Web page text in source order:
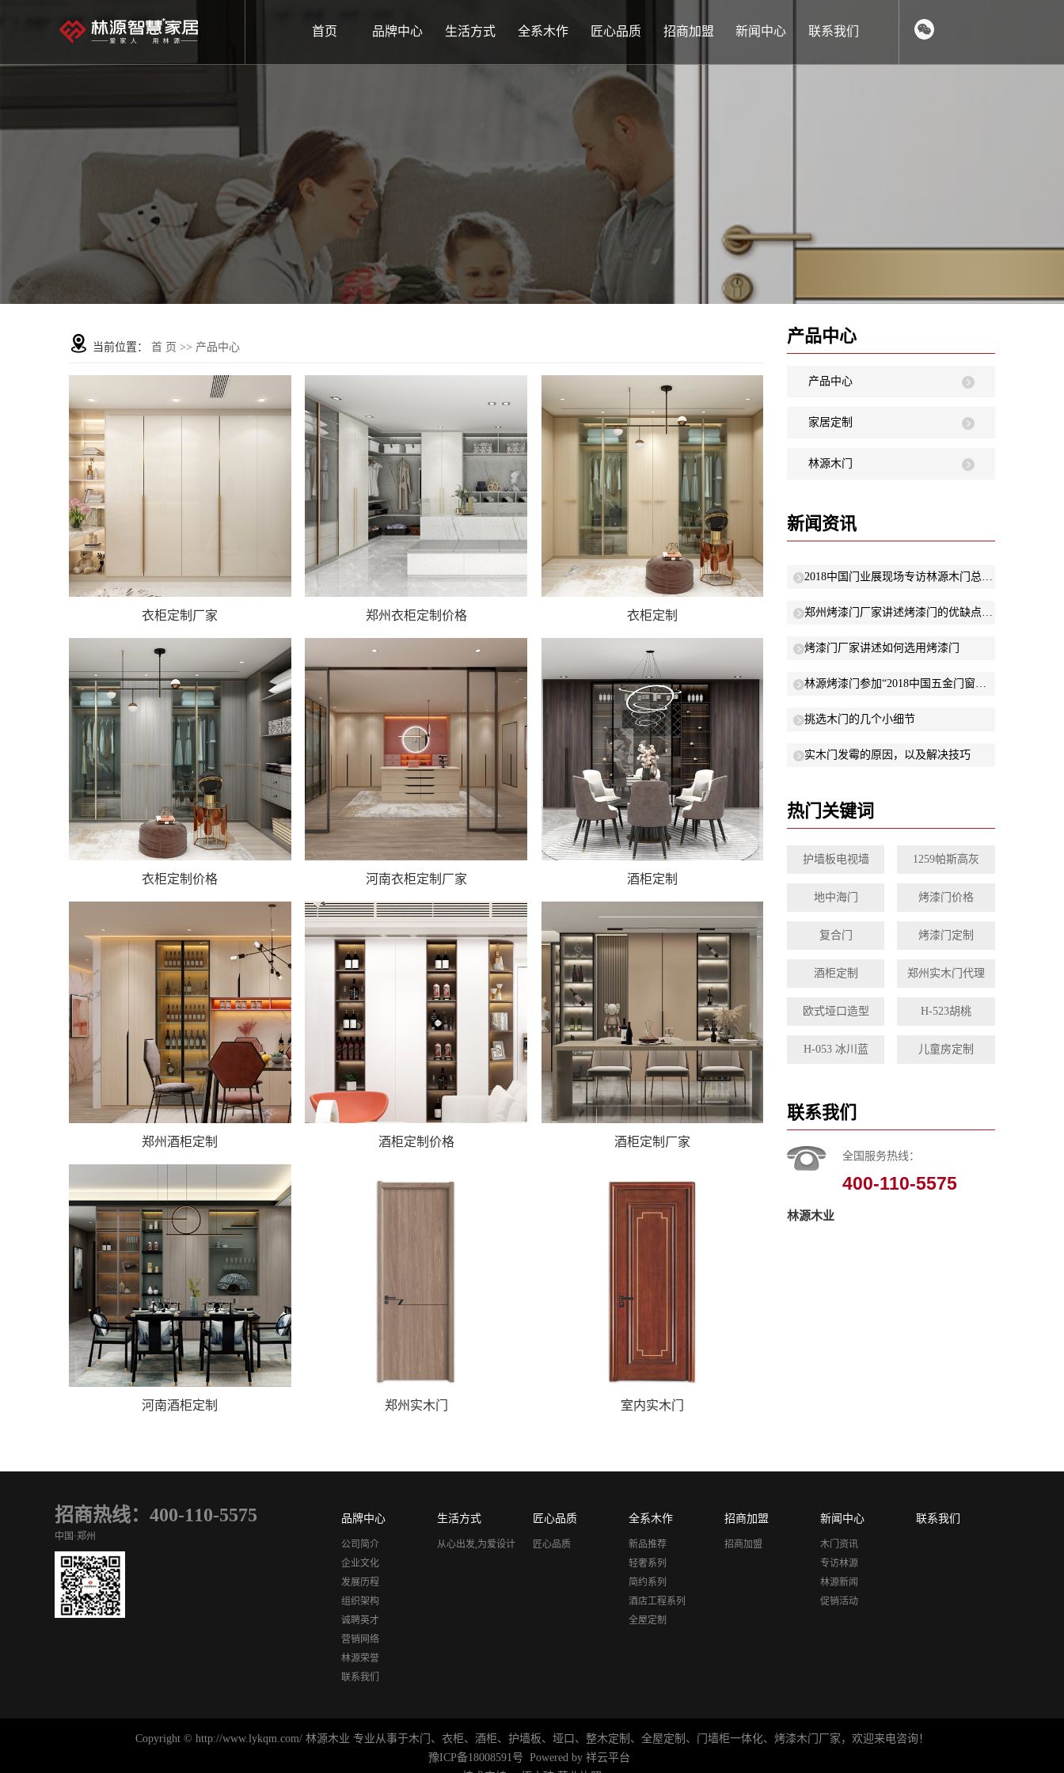
首页 品牌中心 生活方式 全系木作 匠心品质 招商加盟 新闻中心 联系我们
当前位置： 首 页 >> 产品中心
衣柜定制厂家 郑州衣柜定制价格 衣柜定制
衣柜定制价格 河南衣柜定制厂家 酒柜定制
郑州酒柜定制 酒柜定制价格 酒柜定制厂家
河南酒柜定制 郑州实木门 室内实木门
产品中心
产品中心
家居定制
林源木门
新闻资讯
2018中国门业展现场专访林源木门总经理晓娜：以“低碳环保”原则研发新产品
郑州烤漆门厂家讲述烤漆门的优缺点有哪些？
烤漆门厂家讲述如何选用烤漆门
林源烤漆门参加“2018中国五金门窗年度峰会”
挑选木门的几个小细节
实木门发霉的原因，以及解决技巧
热门关键词
护墙板电视墙 1259帕斯高灰
地中海门 烤漆门价格
复合门 烤漆门定制
酒柜定制 郑州实木门代理
欧式垭口造型 H-523胡桃
H-053 冰川蓝 儿童房定制
联系我们
全国服务热线：
400-110-5575
林源木业
招商热线：400-110-5575
中国·郑州
品牌中心
公司简介
企业文化
发展历程
组织架构
诚聘英才
营销网络
林源荣誉
联系我们
生活方式
从心出发,为爱设计
匠心品质
匠心品质
全系木作
新品推荐
轻奢系列
简约系列
酒店工程系列
全屋定制
招商加盟
招商加盟
新闻中心
木门资讯
专访林源
林源新闻
促销活动
联系我们
Copyright © http://www.lykqm.com/ 林源木业 专业从事于木门、衣柜、酒柜、护墙板、垭口、整木定制、全屋定制、门墙柜一体化、烤漆木门厂家，欢迎来电咨询！
豫ICP备18008591号 Powered by 祥云平台